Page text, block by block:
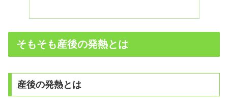
そもそも産後の発熱とは
産後の発熱とは